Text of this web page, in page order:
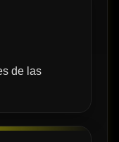
de las